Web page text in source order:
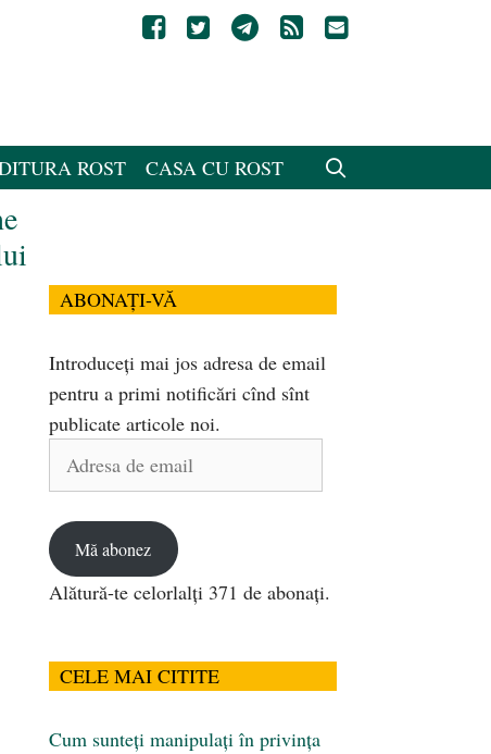
ROST CASA CU ROST
ABONAȚI-VĂ
Introduceți mai jos adresa de email
pentru a primi notificări cînd sînt
publicate articole noi.
Adresa
Mă abonez
Alătură-te celorlalți 371 de abonați.
CELE MAI CITITE
Cum sunteți manipulați în privința